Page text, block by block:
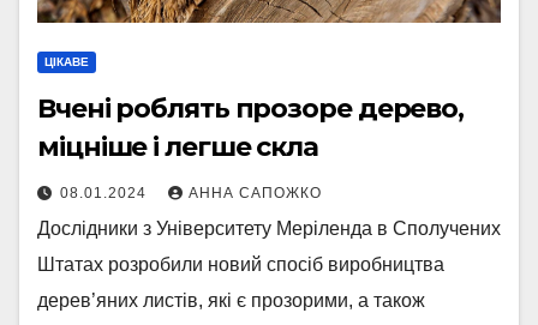
ЦІКАВЕ
Вчені роблять прозоре дерево,
міцніше і легше скла
08.01.2024 АННА САПОЖКО
Дослідники з Університету Меріленда в Сполучених
Штатах розробили новий спосіб виробництва
дерев’яних листів, які є прозорими, а також